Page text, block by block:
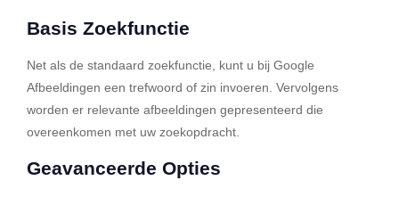
Basis Zoekfunctie
Net als de standaard zoekfunctie, kunt u bij Google
Afbeeldingen een trefwoord of zin invoeren. Vervolgens
worden er relevante afbeeldingen gepresenteerd die
overeenkomen met uw zoekopdracht.
Geavanceerde Opties